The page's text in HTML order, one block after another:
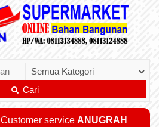
Cari
Customer service ANUGRAH